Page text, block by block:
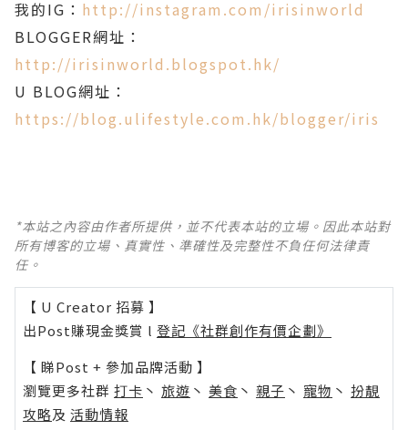
我的IG： http://instagram.com/irisinworld
BLOGGER網址：
http://irisinworld.blogspot.hk/
U BLOG網址：
https://blog.ulifestyle.com.hk/blogger/iris
*本站之內容由作者所提供，並不代表本站的立場。因此本站對
所有博客的立場、真實性、準確性及完整性不負任何法律責
任。
【 U Creator 招募 】
出Post賺現金獎賞 l 登記《社群創作有價企劃》
【 睇Post + 參加品牌活動 】
瀏覽更多社群 打卡 丶 旅遊 丶 美食 丶 親子 丶 寵物 丶 扮靚
攻略及 活動情報